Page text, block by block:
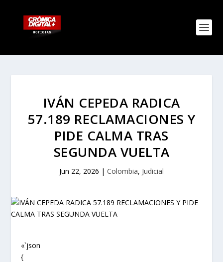
IVÁN CEPEDA RADICA
57.189 RECLAMACIONES Y
PIDE CALMA TRAS
SEGUNDA VUELTA
Jun 22, 2026 | Colombia, Judicial
«`json
{